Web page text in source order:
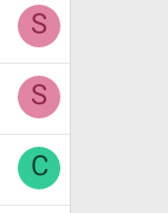
S
S
C